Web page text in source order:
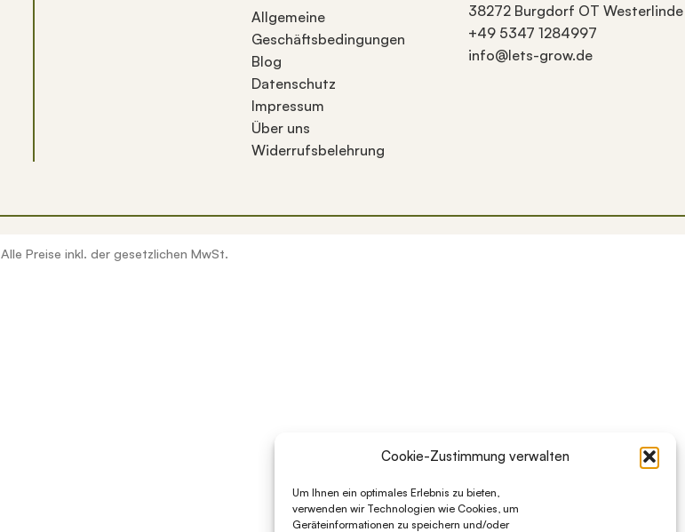
Cookie-Zustimmung verwalten
Um Ihnen ein optimales Erlebnis zu bieten,
verwenden wir Technologien wie Cookies, um
Geräteinformationen zu speichern und/oder
Allgemeine
Geschäftsbedingungen
Blog
Datenschutz
Impressum
Über uns
Widerrufsbelehrung
38272 Burgdorf OT Westerlinde
+49 5347 1284997
info@lets-grow.de
Alle Preise inkl. der gesetzlichen MwSt.